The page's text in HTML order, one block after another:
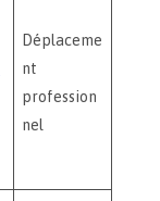
Déplaceme
nt
profession
nel